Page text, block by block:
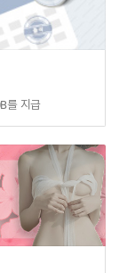
를 지급